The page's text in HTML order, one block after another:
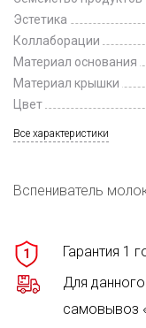
Эстетика
Коллаборации
Материал основания
Материал крышки
Цвет
Все характеристики
Вспениватель
1
Гарантия 1
Для
самовывоз